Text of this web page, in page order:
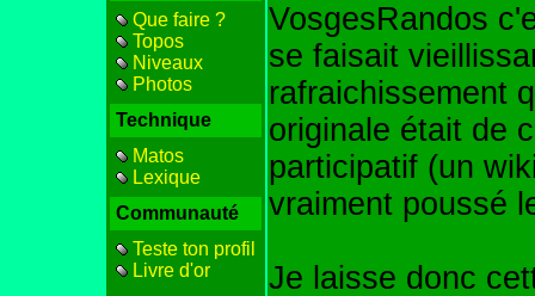
Que faire ?
Topos
Niveaux
Photos
Technique
Matos
Lexique
Communauté
Teste ton profil
Livre d'or
VosgesRandos
se faisait
rafraichissement
originale était de
participatif (un
vraiment poussé
Je laisse donc